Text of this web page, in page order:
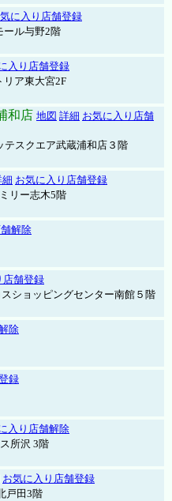
に入り店舗登録
ール与野2階
入り店舗登録
リア東大宮2F
和店 地図 詳細 お気に入り店舗
テスクエア武蔵浦和店３階
細 お気に入り店舗登録
リー志木5階
解除
店舗登録
ショッピングセンター南館５階
除
録
入り店舗解除
所沢 3階
お気に入り店舗登録
戸田3階